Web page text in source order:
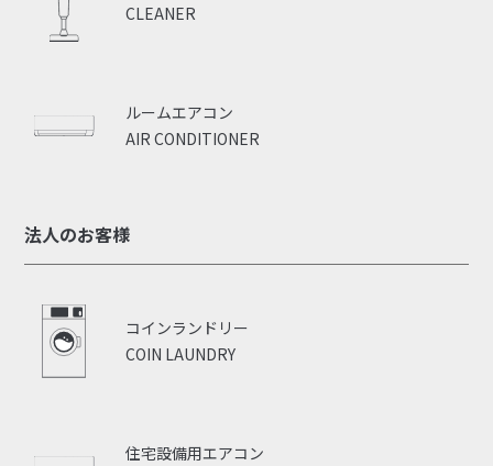
CLEANER
AIR CONDITIONER
ルームエアコン
法人のお客様
COIN LAUNDRY
コインランドリー
住宅設備用エアコン